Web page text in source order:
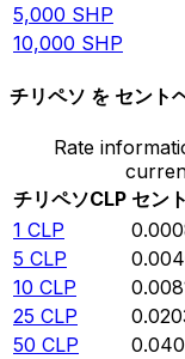
5,000 SHP
10,000 SHP
チリペソ を セント
Rate
チリペソCLP セン
1 CLP
5 CLP
10 CLP
25 CLP
50 CLP